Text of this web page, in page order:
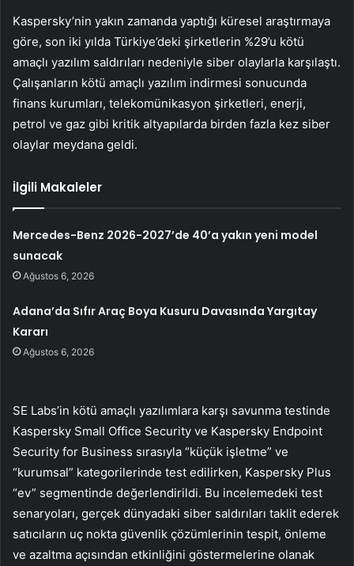
Kaspersky’nin yakın zamanda yaptığı küresel araştırmaya
göre, son iki yılda Türkiye’deki şirketlerin %29’u kötü
amaçlı yazılım saldırıları nedeniyle siber olaylarla karşılaştı.
Çalışanların kötü amaçlı yazılım indirmesi sonucunda
finans kurumları, telekomünikasyon şirketleri, enerji,
petrol ve gaz gibi kritik altyapılarda birden fazla kez siber
olaylar meydana geldi.
İlgili Makaleler
Mercedes-Benz 2026-2027’de 40’a yakın yeni model
sunacak
Ağustos 6, 2026
Adana’da Sıfır Araç Boya Kusuru Davasında Yargıtay
Kararı
Ağustos 6, 2026
SE Labs’in kötü amaçlı yazılımlara karşı savunma testinde
Kaspersky Small Office Security ve Kaspersky Endpoint
Security for Business sırasıyla “küçük işletme” ve
“kurumsal” kategorilerinde test edilirken, Kaspersky Plus
“ev” segmentinde değerlendirildi. Bu incelemedeki test
senaryoları, gerçek dünyadaki siber saldırıları taklit ederek
satıcıların uç nokta güvenlik çözümlerinin tespit, önleme
ve azaltma açısından etkinliğini göstermelerine olanak